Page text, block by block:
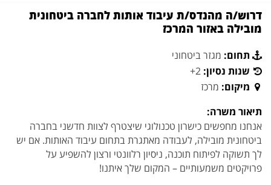
דרוש/ה מהנדס/ת עיבוד אותות לחברה ביטחונית
מובילה באזור המרכז
תחום: מגזר ביטחוני
שנות נסיון: 2+
מיקום: מרכז
תיאור משרה:
אנחנו מחפשים כישרון טכנולוגי שיצטרף לצוות חדשני בחברה
ביטחונית מובילה, לעבודה מאתגרת בתחום עיבוד האותות. אם יש
לך תשוקה לפיתוח תוכנה, ניסיון רלוונטי ורצון להשפיע על
פרויקטים משמעותיים – המקום שלך איתנו!